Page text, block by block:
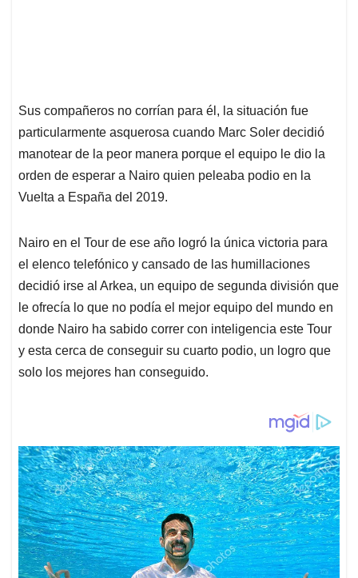
Sus compañeros no corrían para él, la situación fue
particularmente asquerosa cuando Marc Soler decidió
manotear de la peor manera porque el equipo le dio la
orden de esperar a Nairo quien peleaba podio en la
Vuelta a España del 2019.
Nairo en el Tour de ese año logró la única victoria para
el elenco telefónico y cansado de las humillaciones
decidió irse al Arkea, un equipo de segunda división que
le ofrecía lo que no podía el mejor equipo del mundo en
donde Nairo ha sabido correr con inteligencia este Tour
y esta cerca de conseguir su cuarto podio, un logro que
solo los mejores han conseguido.